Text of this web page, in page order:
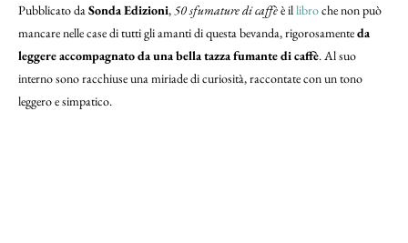
Pubblicato daSonda Edizioni,50 sfumature di caffèè illibroche non può
mancare nelle case di tutti gli amanti di questa bevanda, rigorosamenteda
leggere accompagnato da una bella tazza fumante di caffè. Al suo
interno sono racchiuse una miriade di curiosità, raccontate con un tono
leggero e simpatico.